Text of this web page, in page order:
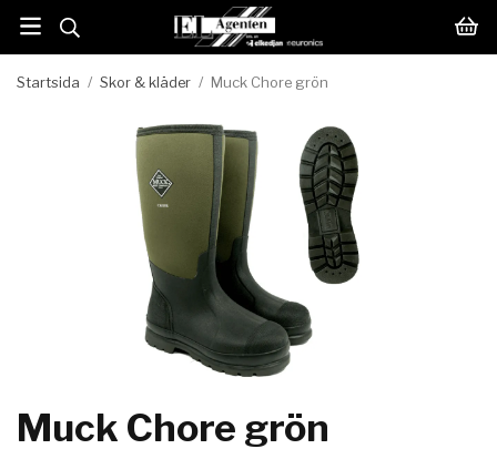
Startsida / Skor & kläder / Muck Chore grön
Muck Chore grön